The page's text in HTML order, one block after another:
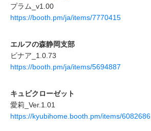
プラム_v1.00
https://booth.pm/ja/items/7770415
エルフの森静岡支部
ビナア_1.0.73
https://booth.pm/ja/items/5694887
キュビクローゼット
愛莉_Ver.1.01
https://kyubihome.booth.pm/items/6082686